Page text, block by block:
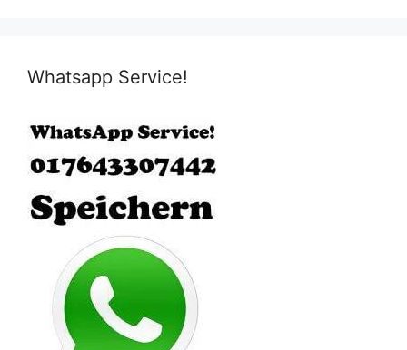
Whatsapp Service!